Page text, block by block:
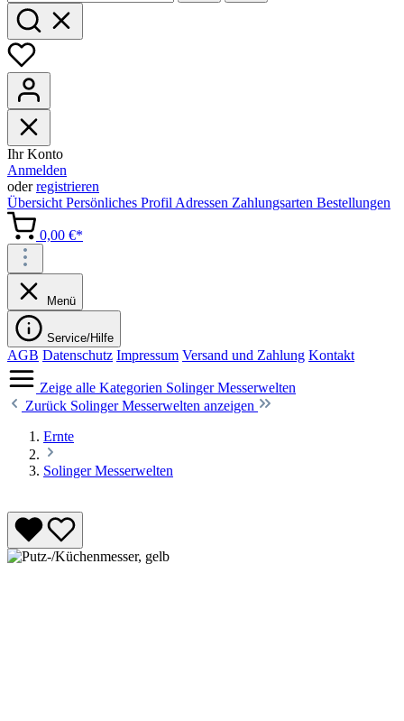
Ihr Konto
Anmelden
oderregistrieren
Übersicht Persönliches Profil Adressen Zahlungsarten Bestellungen
0,00 €*
Menü
Service/Hilfe
AGB Datenschutz Impressum Versand und Zahlung Kontakt
Zeige alle Kategorien Solinger Messerwelten
Zurück Solinger Messerwelten anzeigen
Ernte
Solinger Messerwelten